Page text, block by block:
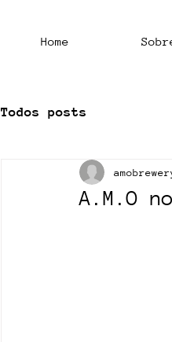
Home
Todos posts
A.M.O